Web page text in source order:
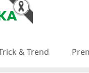
& Trend